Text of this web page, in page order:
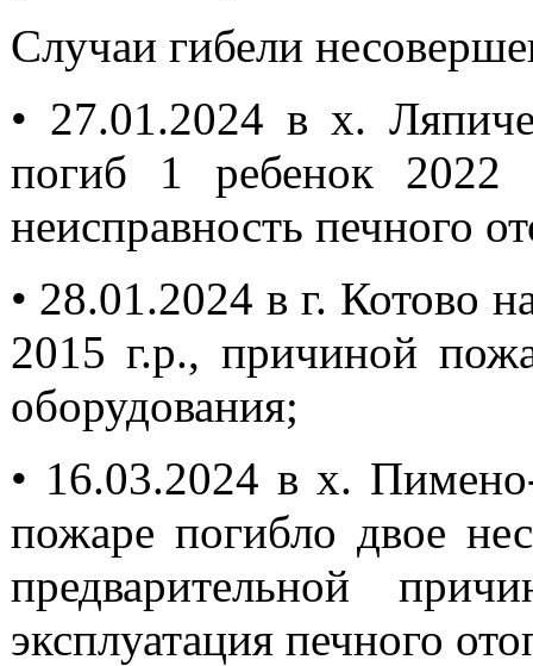
Случаи гибели
• 27.01.2024 в х.
погиб 1 ребенок 2022
неисправность печного
• 28.01.2024 в г. Котово
2015 г.р., причиной
оборудования;
• 16.03.2024 в х.
пожаре погибло двое
предварительной
эксплуатация печного